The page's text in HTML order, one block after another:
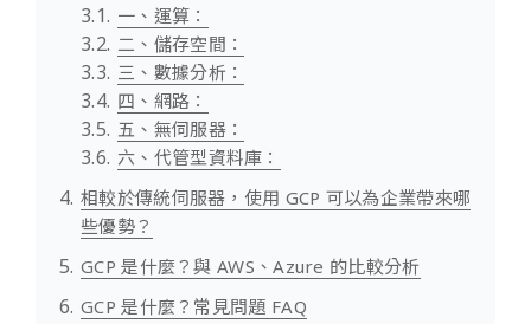
一、運算：
二、儲存空間：
三、數據分析：
四、網路：
五、無伺服器：
六、代管型資料庫：
相較於傳統伺服器，使用 GCP 可以為企業帶來哪
些優勢？
GCP 是什麼？與 AWS、Azure 的比較分析
GCP 是什麼？常見問題 FAQ